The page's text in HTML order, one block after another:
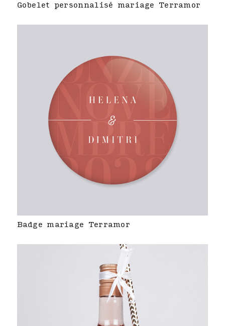
Gobelet personnalisé mariage Terramor
Badge mariage Terramor